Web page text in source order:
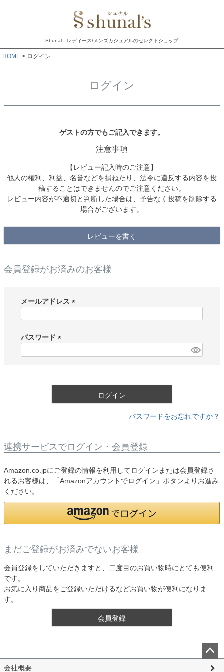
Shunal レディース/メンズカジュアルのセレクトショップ
HOME ログイン
ログイン
ゲストの方でもご記入できます。
注意事項
【レビュー記入時のご注意】
他人の権利、利益、名誉などを損ねたり、法令に違反する内容を投
稿することはできませんのでご注意ください。
レビュー内容が不適切と判断した場合は、予告なく投稿を削除する
場合がございます。
レビューを書く
会員登録がお済みのお客様
メールアドレス
)
パスワード
ログイン
パスワードをお忘れですか？
連携サービスでログイン・会員登録
Amazon.co.jpにご登録の情報を利用してログインまたは会員登録さ
れるお客様は、「Amazonアカウントでログイン」ボタンよりお進み
ください。
まだご登録がお済みでないお客様
会員登録をしていただきますと、二度目のお買い物時にとても便利
です。
お気に入り商品をご登録いただけるなどお買い物が便利になりま
す。
会員登録
ペー
会社概要